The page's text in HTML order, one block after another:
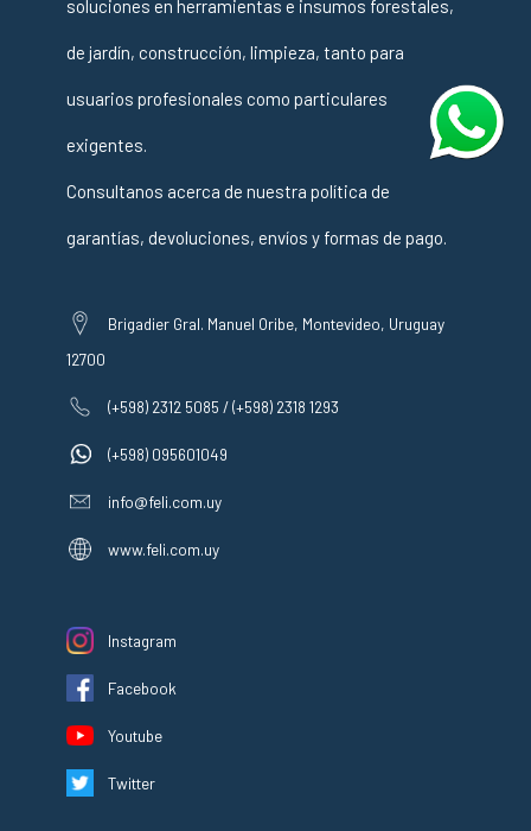
soluciones en herramientas e insumos forestales,
de jardín, construcción, limpieza, tanto para
usuarios profesionales como particulares
exigentes.
Consultanos acerca de nuestra política de
garantías, devoluciones, envíos y formas de pago.
Brigadier Gral. Manuel Oribe, Montevideo, Uruguay
12700
(+598) 2312 5085 / (+598) 2318 1293
(+598) 095601049
info@feli.com.uy
www.feli.com.uy
Instagram
Facebook
Youtube
Twitter